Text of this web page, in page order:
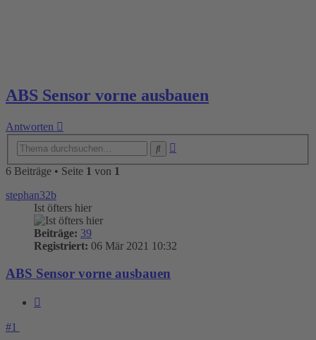
ABS Sensor vorne ausbauen
Antworten
6 Beiträge • Seite 1 von 1
stephan32b
Ist öfters hier
Beiträge: 39
Registriert: 06 Mär 2021 10:32
ABS Sensor vorne ausbauen
#1